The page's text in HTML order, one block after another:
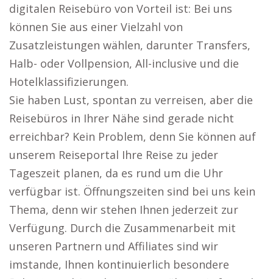
digitalen Reisebüro von Vorteil ist: Bei uns
können Sie aus einer Vielzahl von
Zusatzleistungen wählen, darunter Transfers,
Halb- oder Vollpension, All-inclusive und die
Hotelklassifizierungen.
Sie haben Lust, spontan zu verreisen, aber die
Reisebüros in Ihrer Nähe sind gerade nicht
erreichbar? Kein Problem, denn Sie können auf
unserem Reiseportal Ihre Reise zu jeder
Tageszeit planen, da es rund um die Uhr
verfügbar ist. Öffnungszeiten sind bei uns kein
Thema, denn wir stehen Ihnen jederzeit zur
Verfügung. Durch die Zusammenarbeit mit
unseren Partnern und Affiliates sind wir
imstande, Ihnen kontinuierlich besondere